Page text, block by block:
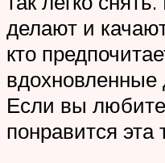
делают и
кто
вдохновленные
Если вы
понравится эта